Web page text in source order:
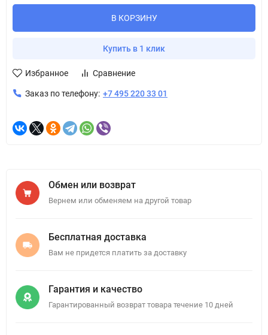
В КОРЗИНУ
Купить в 1 клик
Избранное Сравнение
Заказ по телефону: +7 495 220 33 01
Обмен или возврат
Вернем или обменяем на другой товар
Бесплатная доставка
Вам не придется платить за доставку
Гарантия и качество
Гарантированный возврат товара течение 10 дней